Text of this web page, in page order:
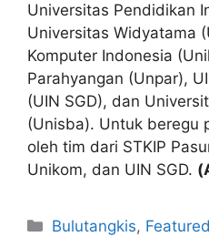
Universitas Pendidikan
Universitas Widyatama
Komputer Indonesia
Parahyangan (Unpar),
(UIN SGD), dan
(Unisba). Untuk beregu
oleh tim dari STKIP
Unikom, dan UIN SGD.
Bulutangkis, Featured